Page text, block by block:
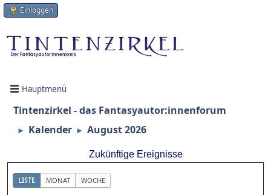
Einloggen
Hauptmenü
Tintenzirkel - das Fantasyautor:innenforum
► Kalender ► August 2026
Zukünftige Ereignisse
LISTE MONAT WOCHE